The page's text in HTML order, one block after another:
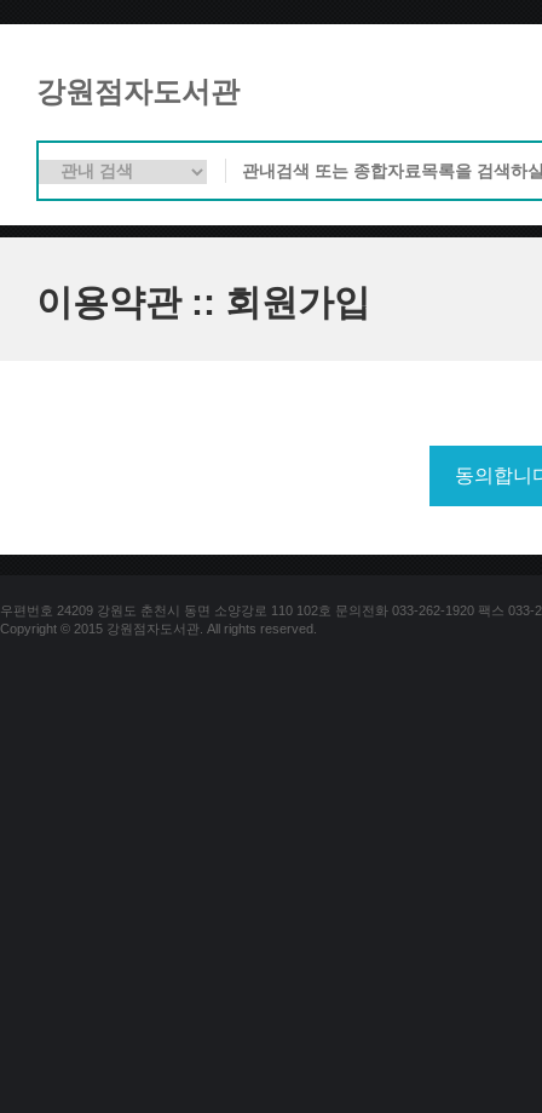
강원점자도서관
이용약관 :: 회원가입
우편번호 24209 강원도 춘천시 동면 소양강로 110 102호 문의전화 033-262-1920 팩스 033-
Copyright © 2015 강원점자도서관. All rights reserved.